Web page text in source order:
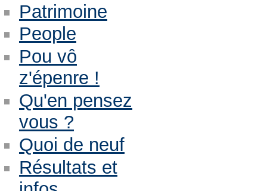
Patrimoine
People
Pou vô
z'épenre !
Qu'en pensez
vous ?
Quoi de neuf
Résultats et